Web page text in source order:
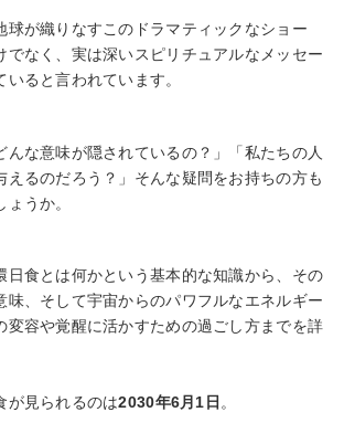
球が織りなすこのドラマティックなショー
でなく、実は深いスピリチュアルなメッセー
ると言われています。
んな意味が隠されているの？」「私たちの人
えるのだろう？」そんな疑問をお持ちの方も
うか。
日食とは何かという基本的な知識から、その
味、そして宇宙からのパワフルなエネルギー
変容や覚醒に活かすための過ごし方までを詳
が見られるのは2030年6月1日 。